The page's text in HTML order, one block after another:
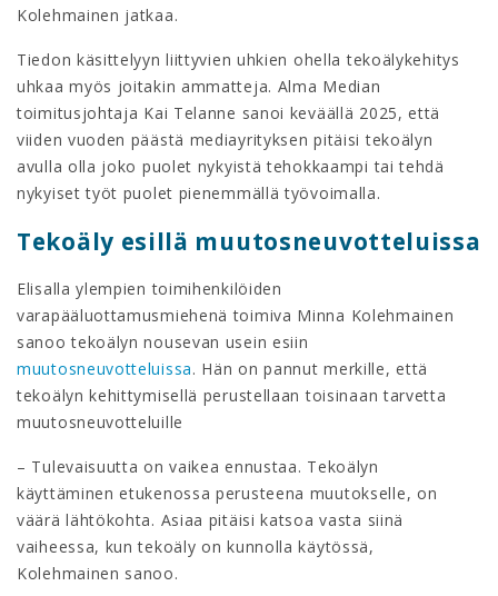
Kolehmainen jatkaa.
Tiedon käsittelyyn liittyvien uhkien ohella tekoälykehitys
uhkaa myös joitakin ammatteja. Alma Median
toimitusjohtaja Kai Telanne sanoi keväällä 2025, että
viiden vuoden päästä mediayrityksen pitäisi tekoälyn
avulla olla joko puolet nykyistä tehokkaampi tai tehdä
nykyiset työt puolet pienemmällä työvoimalla.
Tekoäly esillä muutosneuvotteluissa
Elisalla ylempien toimihenkilöiden
varapääluottamusmiehenä toimiva Minna Kolehmainen
sanoo tekoälyn nousevan usein esiin
muutosneuvotteluissa. Hän on pannut merkille, että
tekoälyn kehittymisellä perustellaan toisinaan tarvetta
muutosneuvotteluille
– Tulevaisuutta on vaikea ennustaa. Tekoälyn
käyttäminen etukenossa perusteena muutokselle, on
väärä lähtökohta. Asiaa pitäisi katsoa vasta siinä
vaiheessa, kun tekoäly on kunnolla käytössä,
Kolehmainen sanoo.